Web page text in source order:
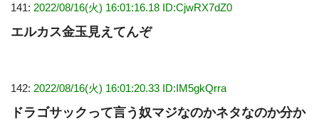
141: 2022/08/16(火) 16:01:16.18 ID:CjwRX7dZ0
エルカス金玉見えてんぞ
142: 2022/08/16(火) 16:01:20.33 ID:IM5gkQrra
ドラゴサックって言う奴マジなのかネタなのか分か